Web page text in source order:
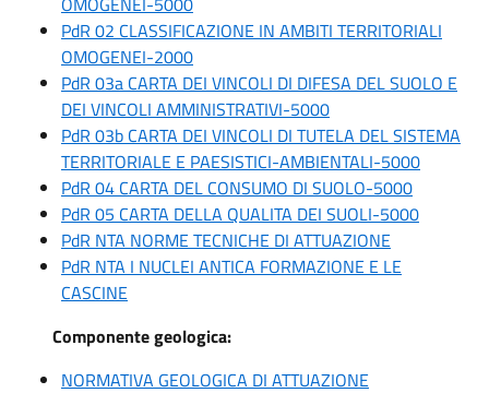
PdR 02 CLASSIFICAZIONE IN AMBITI TERRITORIALI
OMOGENEI-2000
PdR 03a CARTA DEI VINCOLI DI DIFESA DEL SUOLO E
DEI VINCOLI AMMINISTRATIVI-5000
PdR 03b CARTA DEI VINCOLI DI TUTELA DEL SISTEMA
TERRITORIALE E PAESISTICI-AMBIENTALI-5000
PdR 04 CARTA DEL CONSUMO DI SUOLO-5000
PdR 05 CARTA DELLA QUALITA DEI SUOLI-5000
PdR NTA NORME TECNICHE DI ATTUAZIONE
PdR NTA I NUCLEI ANTICA FORMAZIONE E LE
CASCINE
Componente geologica:
NORMATIVA GEOLOGICA DI ATTUAZIONE